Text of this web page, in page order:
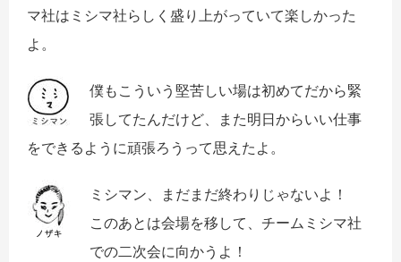
マ社はミシマ社らしく盛り上がっていて楽しかった
よ 。
僕もこういう堅苦しい場は初めてだから緊
張してたんだけど、また明日からいい仕事
をできるように頑張ろうって思えたよ。
ミシマン、まだまだ終わりじゃないよ！
このあとは会場を移して、チームミシマ社
での二次会に向かうよ！